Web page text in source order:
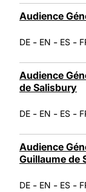
Audience
DE - EN - ES -
Audience
de Salisbury
DE - EN - ES -
Audience
Guillaume de
DE - EN - ES -